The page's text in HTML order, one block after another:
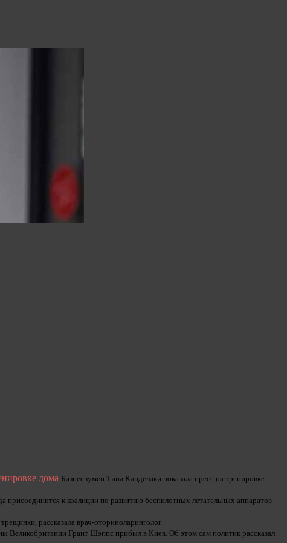
дома Бизнесвумен Тина Канделаки показала пресс на тренировке
присоединится к коалиции по развитию беспилотных летательных аппаратов
рассказала врач-оториноларинголог.
Великобритании Грант Шэппс прибыл в Киев. Об этом сам политик рассказал